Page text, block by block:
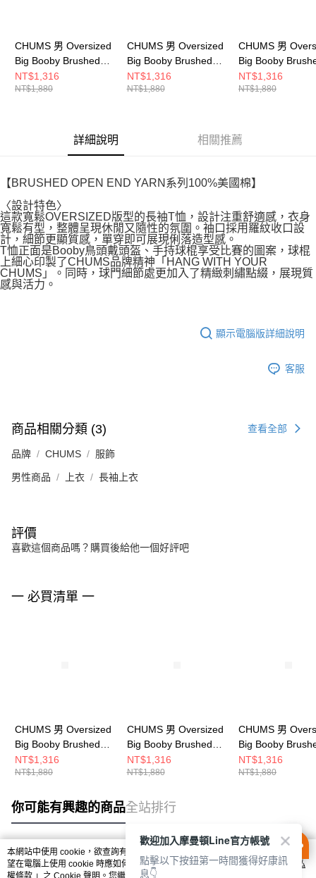
CHUMS 男 Oversized
Big Booby Brushed
L/S T-Shirt長袖T恤
CH012455G057
NT$1,316
NT$1,880
CHUMS 男 Oversized
Big Booby Brushed
L/S T-Shirt長袖T恤
CH012455W001
NT$1,316
NT$1,880
CHUMS 男
Big Booby
L/S T-Shirt長袖T
CH012455K001
NT$1,316
NT$1,880
詳細說明 相關推薦
【BRUSHED OPEN END YARN系列100%美國棉】
〈設計特色〉
這款寬鬆OVERSIZED版型的長袖T恤，設計注重舒適感，衣身
寬鬆有型，整體呈現休閒又隨性的氛圍。袖口採用羅紋收口設
計，細節更顯質感，單穿即可展現俐落造型感。
T恤正面是Booby鳥頭戴頭盔、手持球棍享受比賽的圖案，球棍
上細心印製了CHUMS品牌精神「HANG WITH YOUR
CHUMS」。同時，球門細節處更加入了精緻刺繡點綴，展現質
感與活力。
顯示電腦版詳細說明
客服
商品相關分類 (3) 查看全部
品牌 CHUMS 服飾
男性商品 上衣 長袖上衣
評價
喜歡這個商品嗎？購買後給他一個好評吧
一 必買清單 一
CHUMS 男 Oversized
Big Booby Brushed
L/S T-Shirt長袖T恤
CH012455G057
NT$1,316
NT$1,880
CHUMS 男 Oversized
Big Booby Brushed
L/S T-Shirt長袖T恤
CH012455W001
NT$1,316
NT$1,880
CHUMS 男
Big Booby
L/S T-Shirt長袖T
CH012455K001
NT$1,316
NT$1,880
你可能有興趣的商品全站排行
熱門標籤
本網站中使用 cookie，欲查詢有關本網站使用 cookie 方式之詳情，及若您不希
望在電腦上使用 cookie 時應如何變更電腦的 cookie 設定，請參閱本網站「
隱私
權條款 」之 Cookie 聲明。您繼續使用本網站即表示您同意本公司得按本網站使
歡迎加入摩曼頓Line官方帳號
點擊以下按鈕第一時間獲得好康訊
息👇